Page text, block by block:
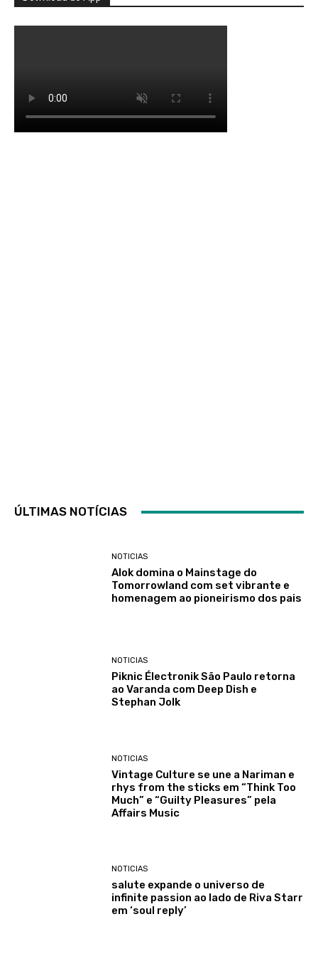
ÚLTIMAS NOTÍCIAS
NOTICIAS
Alok domina o Mainstage do
Tomorrowland com set vibrante e
homenagem ao pioneirismo dos pais
NOTICIAS
Piknic Électronik São Paulo retorna
ao Varanda com Deep Dish e
Stephan Jolk
NOTICIAS
Vintage Culture se une a Nariman e
rhys from the sticks em “Think Too
Much” e “Guilty Pleasures” pela
Affairs Music
NOTICIAS
salute expande o universo de
infinite passion ao lado de Riva Starr
em ‘soul reply’